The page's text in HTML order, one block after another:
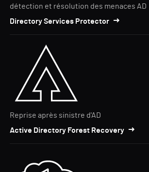
détection et résolution des menaces AD
Directory Services Protector
Reprise après sinistre d'AD
Active Directory Forest Recovery